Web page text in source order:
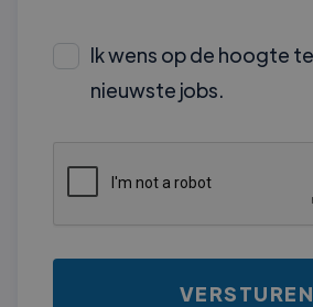
Ik wens op de hoogte
nieuwste jobs.